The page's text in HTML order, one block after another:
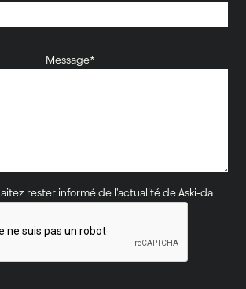
Message*
rester informé de l'actualité de Aski-da